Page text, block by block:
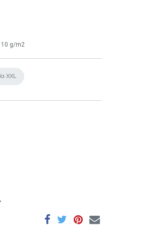
g/m2
XXL